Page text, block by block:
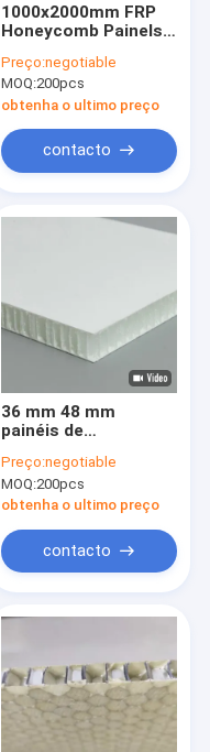
1000x2000mm FRP
Honeycomb Painels
caminhão de energia
nova
Preço:negotiable
MOQ:200pcs
obtenha o ultimo preço
contacto
36 mm 48 mm
painéis de
Anti-envelhecimento
resistente a
amarelamento
Preço:negotiable
MOQ:200pcs
obtenha o ultimo preço
contacto